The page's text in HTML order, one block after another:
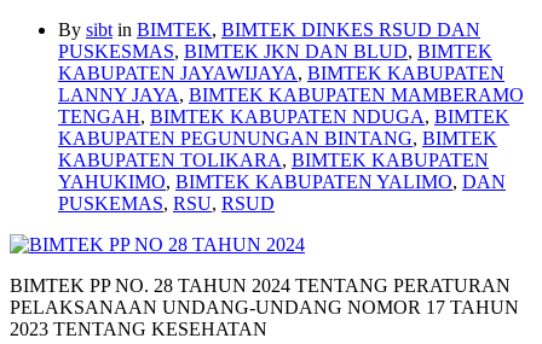
By sibt in BIMTEK, BIMTEK DINKES RSUD DAN
PUSKESMAS, BIMTEK JKN DAN BLUD, BIMTEK
KABUPATEN JAYAWIJAYA, BIMTEK KABUPATEN
LANNY JAYA, BIMTEK KABUPATEN MAMBERAMO
TENGAH, BIMTEK KABUPATEN NDUGA, BIMTEK
KABUPATEN PEGUNUNGAN BINTANG, BIMTEK
KABUPATEN TOLIKARA, BIMTEK KABUPATEN
YAHUKIMO, BIMTEK KABUPATEN YALIMO, DAN
PUSKEMAS, RSU, RSUD
BIMTEK PP NO. 28 TAHUN 2024 TENTANG PERATURAN
PELAKSANAAN UNDANG-UNDANG NOMOR 17 TAHUN
2023 TENTANG KESEHATAN